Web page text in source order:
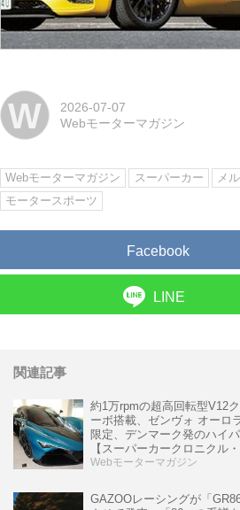
W
2026-07-07
Webモーターマガジン
Webモーターマガジン スーパーカー メ
モータースポーツ
Facebook
LINE
関連記事
約1万rpmの超高回転型V12
ーボ搭載、ゼンヴォ オーロ
限定、デンマーク発のハイ
【スーパーカークロニクル
版/116】
Webモーターマガジン
GAZOOレーシングが「